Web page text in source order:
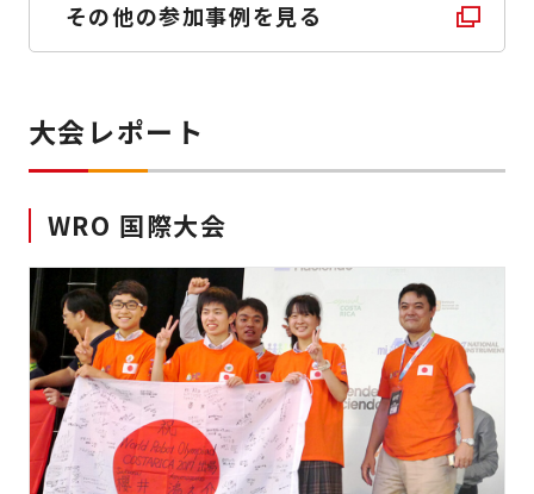
その他の参加事例を見る
大会レポート
WRO 国際大会